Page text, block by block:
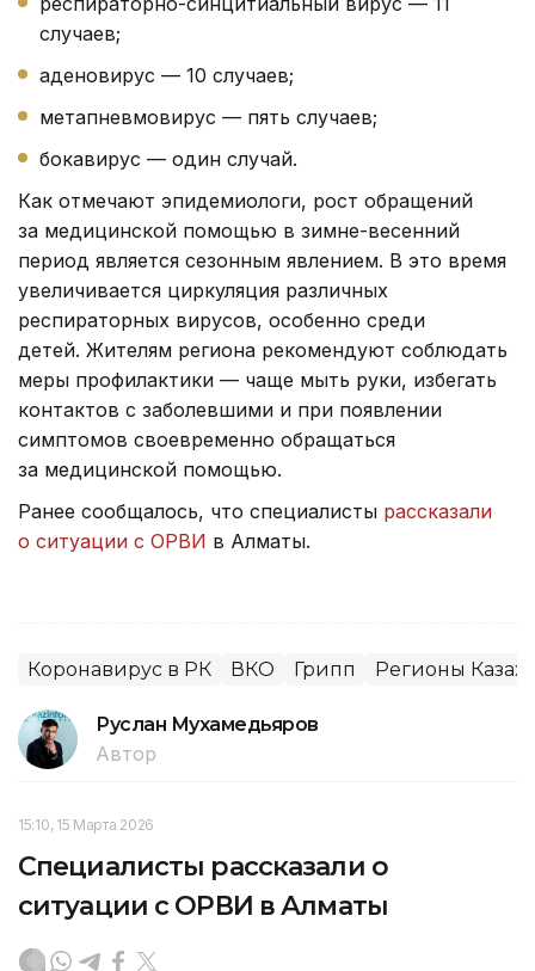
случаев;
аденовирус — 10 случаев;
метапневмовирус — пять случаев;
бокавирус — один случай.
Как отмечают эпидемиологи, рост обращений
за медицинской помощью в зимне-весенний
период является сезонным явлением. В это время
увеличивается циркуляция различных
респираторных вирусов, особенно среди
детей. Жителям региона рекомендуют соблюдать
меры профилактики — чаще мыть руки, избегать
контактов с заболевшими и при появлении
симптомов своевременно обращаться
за медицинской помощью.
Ранее сообщалось, что специалисты рассказали
о ситуации с ОРВИ в Алматы.
Коронавирус в РК ВКО Грипп Регионы
Руслан Мухамедьяров
Автор
15:10, 15 Марта 2026
Специалисты рассказали о
ситуации с ОРВИ в Алматы